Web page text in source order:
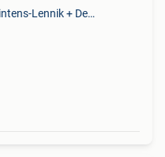
St-Kwintens-Lennik + Deel Roosdaal